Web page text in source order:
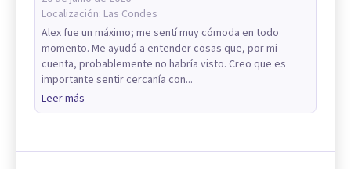
Localización: Las Condes
Alex fue un máximo; me sentí muy cómoda en todo
momento. Me ayudó a entender cosas que, por mi
cuenta, probablemente no habría visto. Creo que es
importante sentir cercanía con...
Leer más